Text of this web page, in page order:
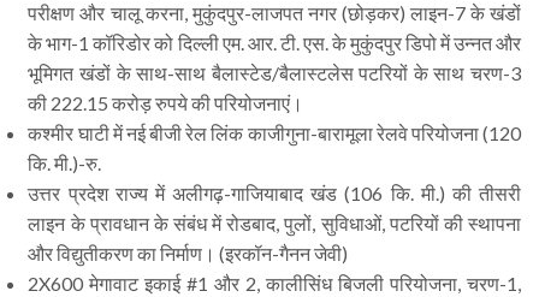
परीक्षण और चालू करना, मुकुंदपुर-लाजपत नगर (छोड़कर) लाइन-7 के खंडों
के भाग-1 कॉरिडोर को दिल्ली एम. आर. टी. एस. के मुकुंदपुर डिपो में उन्नत और
भूमिगत खंडों के साथ-साथ बैलास्टेड/बैलास्टलेस पटरियों के साथ चरण-3
की 222.15 करोड़ रुपये की परियोजनाएं।
कश्मीर घाटी में नई बीजी रेल लिंक काजीगुना-बारामूला रेलवे परियोजना (120
कि. मी.)-रु.
उत्तर प्रदेश राज्य में अलीगढ़-गाजियाबाद खंड (106 कि. मी.) की तीसरी
लाइन के प्रावधान के संबंध में रोडबाद, पुलों, सुविधाओं, पटरियों की स्थापना
और विद्युतीकरण का निर्माण। (इरकॉन-गैनन जेवी)
2X600 मेगावाट इकाई #1 और 2, कालीसिंध बिजली परियोजना, चरण-1,